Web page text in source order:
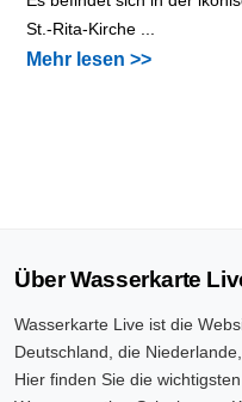
St.-Rita-Kirche ...
Mehr lesen >>
Über Wasserkarte
Wasserkarte Live ist die
Deutschland, die
Hier finden Sie die